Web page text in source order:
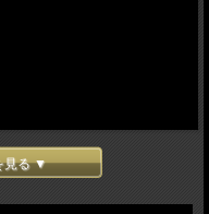
見る ▼